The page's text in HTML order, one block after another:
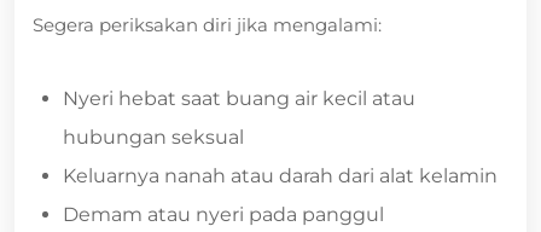
Segera periksakan diri jika mengalami:
Nyeri hebat saat buang air kecil atau
hubungan seksual
Keluarnya nanah atau darah dari alat kelamin
Demam atau nyeri pada panggul